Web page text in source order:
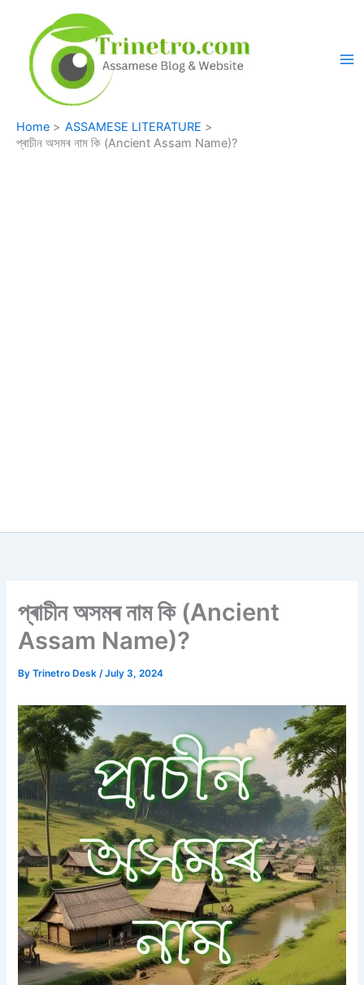
content
Home
ASSAMESE LITERATURE
প্ৰাচীন অসমৰ নাম কি (Ancient Assam Name)?
প্ৰাচীন অসমৰ নাম কি (Ancient
Assam Name)?
ByTrinetro Desk/July 3, 2024